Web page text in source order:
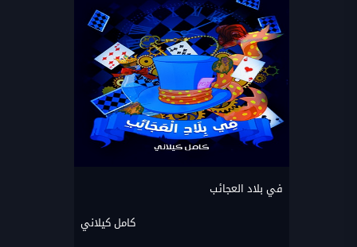
في بلاد العجائب
كامل كيلاني